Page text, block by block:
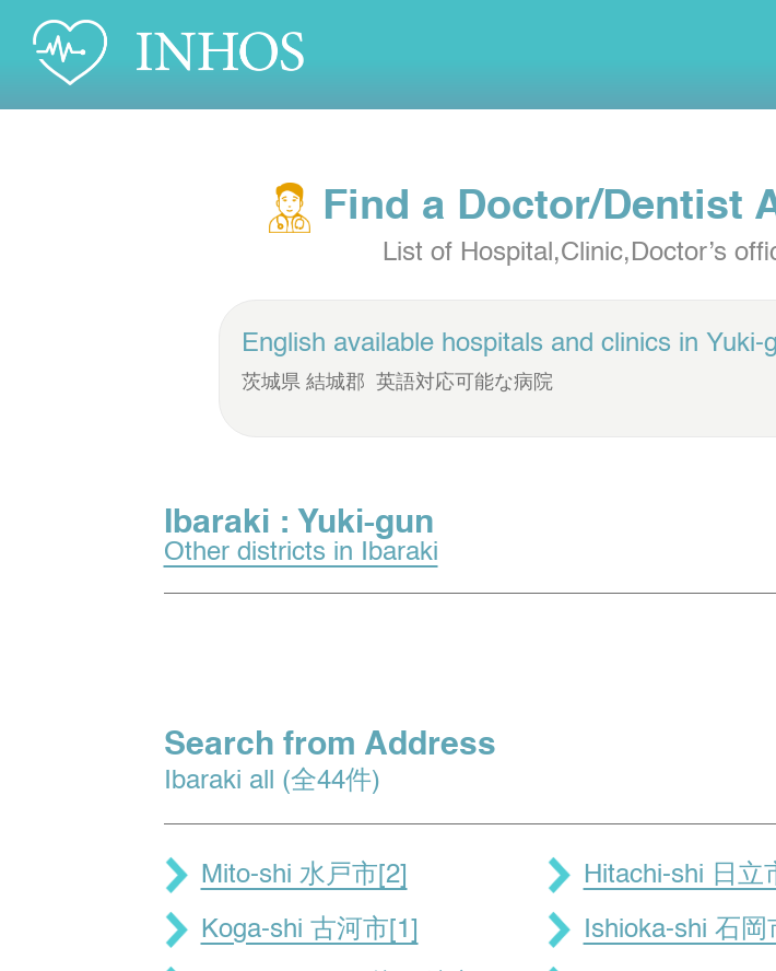
Find a Doctor/Dentist
List of Hospital,Clinic,Doctor’s
English available hospitals and clinics in Yuki-
茨城県 結城郡 英語対応可能な病院
Ibaraki : Yuki-gun
Other districts in Ibaraki
Search from Address
Ibaraki all (全44件)
Mito-shi 水戸市[2] Hitachi-shi 日立
Koga-shi 古河市[1] Ishioka-shi 石岡